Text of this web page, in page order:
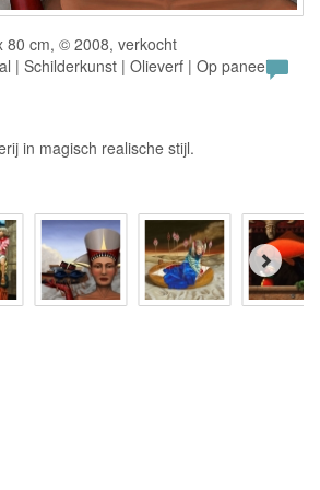
80 cm, © 2008, verkocht
| Schilderkunst | Olieverf | Op paneel
in magisch realische stijl.